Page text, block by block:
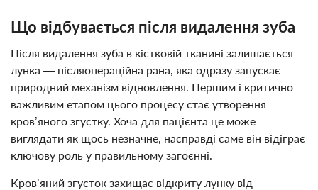
Що відбувається після видалення зуба
Після видалення зуба в кістковій тканині залишається
лунка — післяопераційна рана, яка одразу запускає
природний механізм відновлення. Першим і критично
важливим етапом цього процесу стає утворення
кров’яного згустку. Хоча для пацієнта це може
виглядати як щось незначне, насправді саме він відіграє
ключову роль у правильному загоєнні.
Кров’яний згусток захищає відкриту лунку від